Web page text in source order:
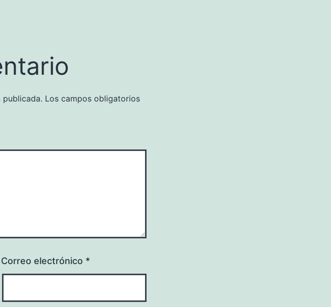
Los campos obligatorios
Correo electrónico *